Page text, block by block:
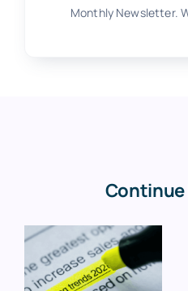
Monthly Newsletter.
Continue